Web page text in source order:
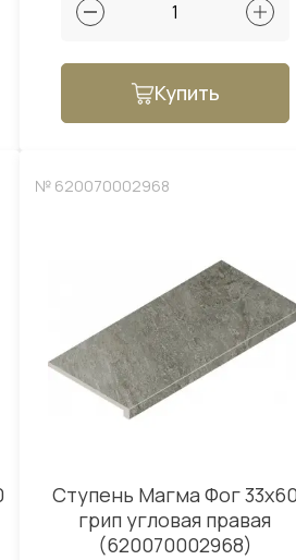
Купить
№ 620070002968
Ступень Магма Фог
грип угловая правая
(620070002968)